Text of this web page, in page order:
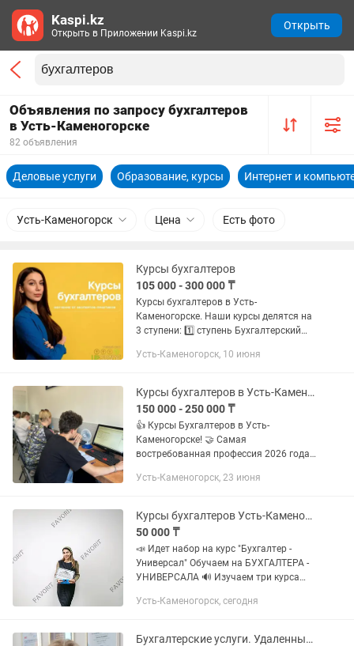
Объявления по запросу бухгалтеров
в Усть-Каменогорске
82 объявления
Деловые услуги Образование, курсы Интернет и
Усть-Каменогорск Цена Есть фото
Курсы бухгалтеров
105 000 - 300 000 ₸
Курсы бухгалтеров в Усть-
Каменогорске. Наши курсы делятся на
3 ступени: 1️⃣ ступень Бухгалтерский
курс подходит для тех, у кого нет
Усть-Каменогорск, 10 июня
Курсы бухгалтеров в Усть-Каменогорске
150 000 - 250 000 ₸
👍 Курсы Бухгалтеров в Усть-
Каменогорске! 🤝 Самая
востребованная профессия 2026 года
курс - 25%💥 👉 Учебный центр
БУХГАЛТЕРСКИЕ курсы ➡️...
Усть-Каменогорск, 23 июня
Курсы бухгалтеров Усть-Каменогорск.Бух-учет,Налоговый учет,1С:8.3
50 000 ₸
📣 Идет набор на курс "Бухгалтер -
Универсал" Обучаем на БУХГАЛТЕРА -
УНИВЕРСАЛА 🔊 Изучаем три курса
делопроизводство ✅ Бухгалтерский
Усть-Каменогорск, сегодня
Бухгалтерские услуги. Удаленный бухгалтер.
Kaspi.kz
Открыть в Приложении Kaspi.kz
Открыть